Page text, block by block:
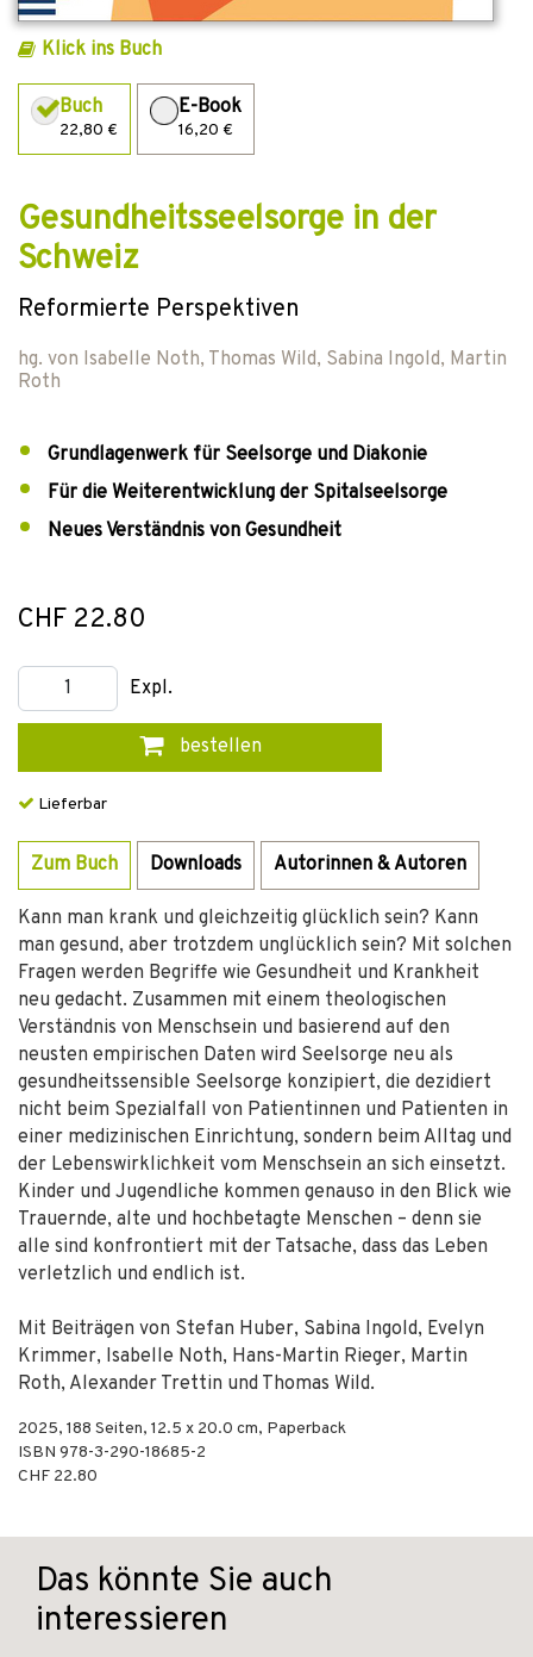
Klick ins Buch
Buch
22,80 €
E-Book
16,20 €
Gesundheitsseelsorge in der
Schweiz
Reformierte Perspektiven
hg. von Isabelle Noth, Thomas Wild, Sabina Ingold, Martin
Roth
Grundlagenwerk für Seelsorge und Diakonie
Für die Weiterentwicklung der Spitalseelsorge
Neues Verständnis von Gesundheit
CHF 22.80
Expl.
bestellen
Lieferbar
Zum Buch Downloads Autorinnen & Autoren
Kann man krank und gleichzeitig glücklich sein? Kann
man gesund, aber trotzdem unglücklich sein? Mit solchen
Fragen werden Begriffe wie Gesundheit und Krankheit
neu gedacht. Zusammen mit einem theologischen
Verständnis von Menschsein und basierend auf den
neusten empirischen Daten wird Seelsorge neu als
gesundheitssensible Seelsorge konzipiert, die dezidiert
nicht beim Spezialfall von Patientinnen und Patienten in
einer medizinischen Einrichtung, sondern beim Alltag und
der Lebenswirklichkeit vom Menschsein an sich einsetzt.
Kinder und Jugendliche kommen genauso in den Blick wie
Trauernde, alte und hochbetagte Menschen – denn sie
alle sind konfrontiert mit der Tatsache, dass das Leben
verletzlich und endlich ist.
Mit Beiträgen von Stefan Huber, Sabina Ingold, Evelyn
Krimmer, Isabelle Noth, Hans-Martin Rieger, Martin
Roth, Alexander Trettin und Thomas Wild.
2025, 188 Seiten, 12.5 x 20.0 cm, Paperback
ISBN 978-3-290-18685-2
CHF 22.80
Das könnte Sie auch
interessieren